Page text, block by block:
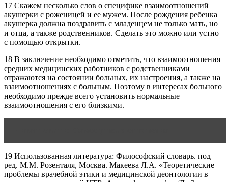
17 Скажем несколько слов о специфике взаимоотношений
акушерки с роженицей и ее мужем. После рождения ребенка
акушерка должна поздравить с младенцем не только мать, но
и отца, а также родственников. Сделать это можно или устно
с помощью открытки.
18 В заключение необходимо отметить, что взаимоотношения
средних медицинских работников с родственниками
отражаются на состоянии больных, их настроения, а также на
взаимоотношениях с больным. Поэтому в интересах больного
необходимо прежде всего установить нормальные
взаимоотношения с его близкими.
19 Использованная литература: Философский словарь. под
ред. М.М. Розенталя, Москва. Макеева Л.А. «Теоретические
проблемы врачебной этики и медицинской деонтологии в